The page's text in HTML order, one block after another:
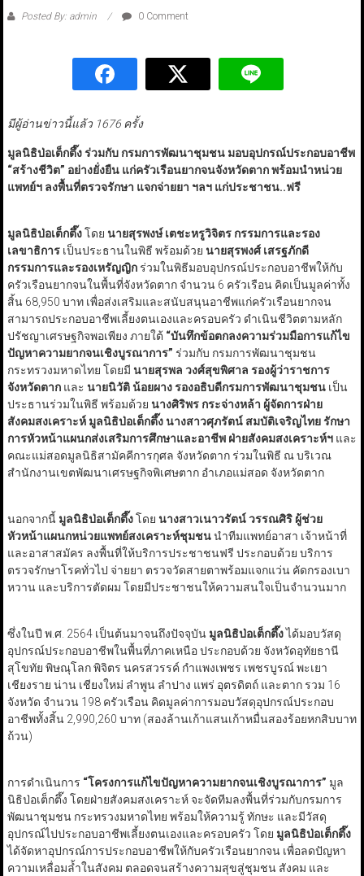
Posted By: admin 0 Comment
มีผู้อ่านข่าวนี้แล้ว 1676 ครั้ง
มูลนิธิป่อเต็กตึ๊ง ร่วมกับ กรมการพัฒนาชุมชน มอบอุปกรณ์ประกอบอาชีพ
“สร้างชีวิต” อย่างยั่งยืน แก่ครัวเรือนยากจนจังหวัดตาก พร้อมนำหน่วย
แพทย์ฯ ลงพื้นที่ตรวจรักษา แจกจ่ายยา ฯลฯ แก่ประชาชน..ฟรี
มูลนิธิป่อเต็กตึ๊งโดย นายสุรพงษ์ เตชะหรูวิจิตร กรรมการและรอง
เลขาธิการเป็นประธานในพิธี พร้อมด้วย นายสุรพงศ์ เสรฐภักดี
กรรมการและรองเหรัญญิกร่วมในพิธีมอบอุปกรณ์ประกอบอาชีพให้กับ
ครัวเรือนยากจนในพื้นที่จังหวัดตาก จำนวน 6 ครัวเรือน คิดเป็นมูลค่าทั้ง
สิ้น 68,950 บาท เพื่อส่งเสริมและสนับสนุนอาชีพแก่ครัวเรือนยากจน
สามารถประกอบอาชีพเลี้ยงตนเองและครอบครัว ดำเนินชีวิตตามหลัก
ปรัชญาเศรษฐกิจพอเพียง ภายใต้ “บันทึกข้อตกลงความร่วมมือการแก้ไข
ปัญหาความยากจนเชิงบูรณาการ” ร่วมกับ กรมการพัฒนาชุมชน
กระทรวงมหาดไทย โดยมี นายสุรพล วงศ์สุขพิศาล รองผู้ว่าราชการ
จังหวัดตากและ นายนิวัติ น้อยผางรองอธิบดีกรมการพัฒนาชุมชนเป็น
ประธานร่วมในพิธี พร้อมด้วย นางศิริพร กระจ่างหล้า ผู้จัดการฝ่าย
สังคมสงเคราะห์ มูลนิธิป่อเต็กตึ๊ง นางสาวศุภรัตน์ สมบัติเจริญไทย รักษา
การหัวหน้าแผนกส่งเสริมการศึกษาและอาชีพ ฝ่ายสังคมสงเคราะห์ฯและ
คณะแม่สอดมูลนิธิสามัคคีการกุศล จังหวัดตาก ร่วมในพิธี ณ บริเวณ
สำนักงานเขตพัฒนาเศรษฐกิจพิเศษตาก อำเภอแม่สอด จังหวัดตาก
นอกจากนี้ มูลนิธิป่อเต็กตึ๊งโดย นางสาวเนาวรัตน์ วรรณศิริ ผู้ช่วย
หัวหน้าแผนกหน่วยแพทย์สงเคราะห์ชุมชนนำทีมแพทย์อาสา เจ้าหน้าที่
และอาสาสมัคร ลงพื้นที่ให้บริการประชาชนฟรี ประกอบด้วย บริการ
ตรวจรักษาโรคทั่วไป จ่ายยา ตรวจวัดสายตาพร้อมแจกแว่น คัดกรองเบา
หวาน และบริการตัดผม โดยมีประชาชนให้ความสนใจเป็นจำนวนมาก
ซึ่งในปี พ.ศ. 2564 เป็นต้นมาจนถึงปัจจุบัน มูลนิธิป่อเต็กตึ๊งได้มอบวัสดุ
อุปกรณ์ประกอบอาชีพในพื้นที่ภาคเหนือ ประกอบด้วย จังหวัดอุทัยธานี
สุโขทัย พิษณุโลก พิจิตร นครสวรรค์ กำแพงเพชร เพชรบูรณ์ พะเยา
เชียงราย น่าน เชียงใหม่ ลำพูน ลำปาง แพร่ อุตรดิตถ์ และตาก รวม 16
จังหวัด จำนวน 198 ครัวเรือน คิดมูลค่าการมอบวัสดุอุปกรณ์ประกอบ
อาชีพทั้งสิ้น 2,990,260 บาท (สองล้านเก้าแสนเก้าหมื่นสองร้อยหกสิบบาท
ถ้วน)
การดำเนินการ “โครงการแก้ไขปัญหาความยากจนเชิงบูรณาการ” มูล
นิธิป่อเต็กตึ๊ง โดยฝ่ายสังคมสงเคราะห์ จะจัดทีมลงพื้นที่ร่วมกับกรมการ
พัฒนาชุมชน กระทรวงมหาดไทย พร้อมให้ความรู้ ทักษะ และมีวัสดุ
อุปกรณ์ไปประกอบอาชีพเลี้ยงตนเองและครอบครัว โดย มูลนิธิป่อเต็กตึ๊ง
ได้จัดหาอุปกรณ์การประกอบอาชีพให้กับครัวเรือนยากจน เพื่อลดปัญหา
ความเหลื่อมล้ำในสังคม ตลอดจนสร้างความสุขสู่ชุมชน สังคม และ